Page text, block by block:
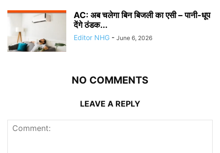
AC: अब चलेगा बिन बिजली का एसी – पानी-धूप
देंगे ठंडक...
Editor NHG - June 6, 2026
NO COMMENTS
LEAVE A REPLY